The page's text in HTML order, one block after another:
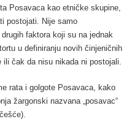
Posavaca kao etničke skupine,
postojati. Nije samo
faktora koji su na jednak
u definiranju novih činjeničnih
čak da nisu nikada ni postojali.
rata i golgote Posavaca, kako
žargonski nazvana „posavac“